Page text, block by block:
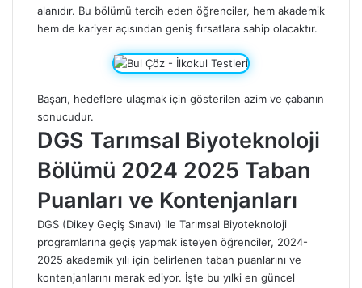
alanıdır. Bu bölümü tercih eden öğrenciler, hem akademik
hem de kariyer açısından geniş fırsatlara sahip olacaktır.
Başarı, hedeflere ulaşmak için gösterilen azim ve çabanın
sonucudur.
DGS Tarımsal Biyoteknoloji
Bölümü 2024 2025 Taban
Puanları ve Kontenjanları
DGS (Dikey Geçiş Sınavı) ile Tarımsal Biyoteknoloji
programlarına geçiş yapmak isteyen öğrenciler, 2024-
2025 akademik yılı için belirlenen taban puanlarını ve
kontenjanlarını merak ediyor. İşte bu yılki en güncel